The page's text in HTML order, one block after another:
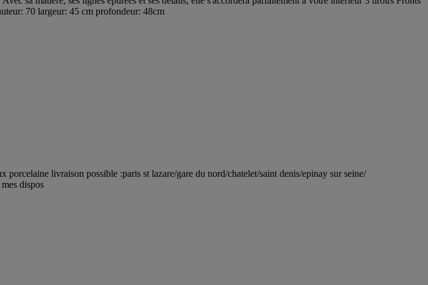
70 largeur: 45 cm profondeur: 48cm
livraison possible :paris st lazare/gare du nord/chatelet/saint denis/epinay sur seine/
dispos